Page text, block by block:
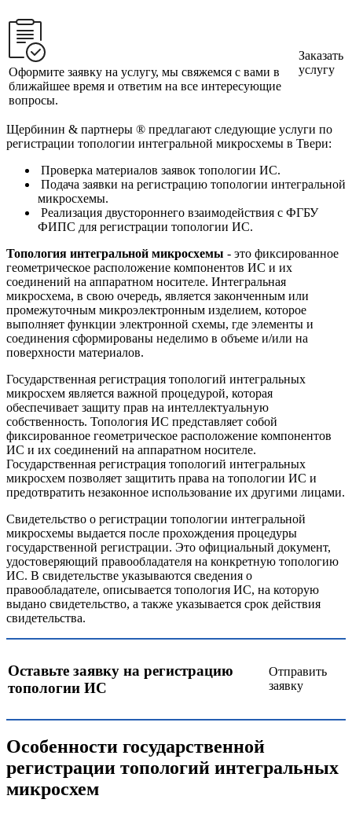
Оформите заявку на услугу, мы свяжемся с вами в
ближайшее время и ответим на все интересующие
вопросы.
Заказать
услугу
Щербинин & партнеры ® предлагают следующие услуги по
регистрации топологии интегральной микросхемы в Твери:
Проверка материалов заявок топологии ИС.
Подача заявки на регистрацию топологии интегральной
микросхемы.
Реализация двустороннего взаимодействия с ФГБУ
ФИПС для регистрации топологии ИС.
Топология интегральной микросхемы - это фиксированное
геометрическое расположение компонентов ИС и их
соединений на аппаратном носителе. Интегральная
микросхема, в свою очередь, является законченным или
промежуточным микроэлектронным изделием, которое
выполняет функции электронной схемы, где элементы и
соединения сформированы неделимо в объеме и/или на
поверхности материалов.
Государственная регистрация топологий интегральных
микросхем является важной процедурой, которая
обеспечивает защиту прав на интеллектуальную
собственность. Топология ИС представляет собой
фиксированное геометрическое расположение компонентов
ИС и их соединений на аппаратном носителе.
Государственная регистрация топологий интегральных
микросхем позволяет защитить права на топологии ИС и
предотвратить незаконное использование их другими лицами.
Свидетельство о регистрации топологии интегральной
микросхемы выдается после прохождения процедуры
государственной регистрации. Это официальный документ,
удостоверяющий правообладателя на конкретную топологию
ИС. В свидетельстве указываются сведения о
правообладателе, описывается топология ИС, на которую
выдано свидетельство, а также указывается срок действия
свидетельства.
Оставьте заявку на регистрацию
топологии ИС
Отправить
заявку
Особенности государственной
регистрации топологий интегральных
микросхем